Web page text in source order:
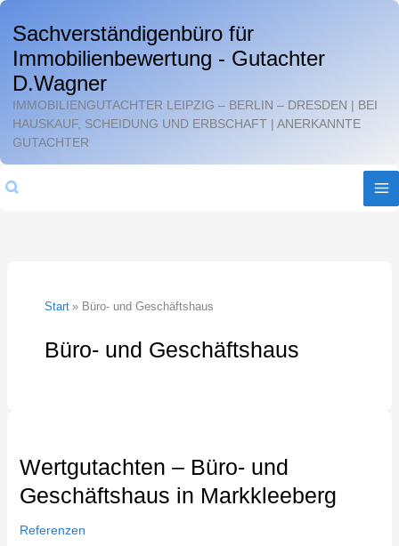
Zum
Inhalt
springen
Sachverständigenbüro für
Immobilienbewertung - Gutachter
D.Wagner
IMMOBILIENGUTACHTER LEIPZIG – BERLIN – DRESDEN | BEI
HAUSKAUF, SCHEIDUNG UND ERBSCHAFT | ANERKANNTE
GUTACHTER
Suchen
Start Büro- und Geschäftshaus
Büro- und Geschäftshaus
Wertgutachten – Büro- und
Geschäftshaus in Markkleeberg
Referenzen
Büro-
und
in